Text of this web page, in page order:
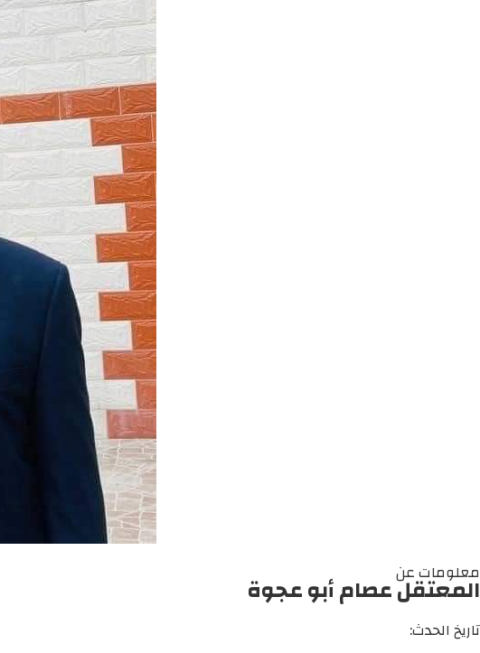
معلومات عن
المعتقل عصام أبو عجوة
تاريخ الحدث: